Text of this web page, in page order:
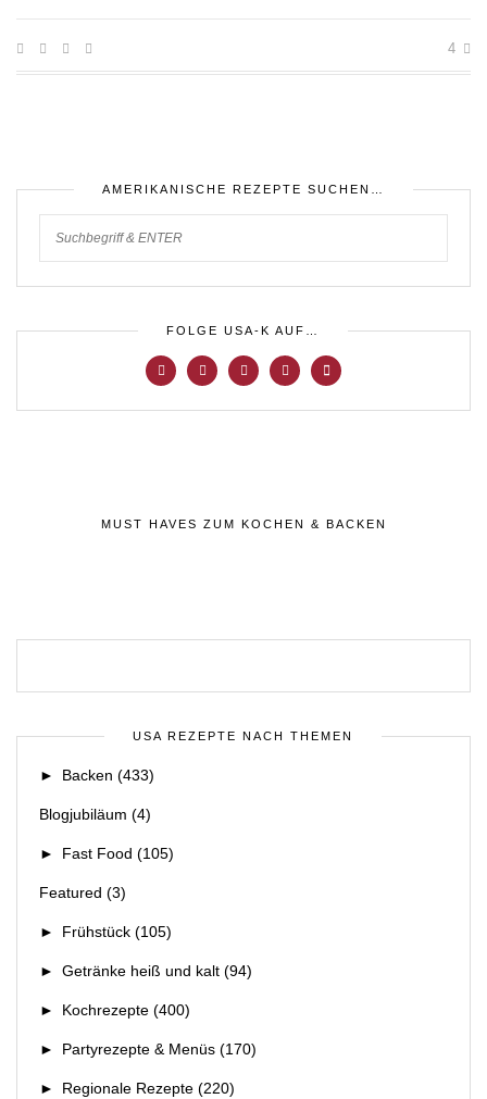
4
AMERIKANISCHE REZEPTE SUCHEN…
FOLGE USA-K AUF…
MUST HAVES ZUM KOCHEN & BACKEN
USA REZEPTE NACH THEMEN
► Backen (433)
Blogjubiläum (4)
► Fast Food (105)
Featured (3)
► Frühstück (105)
► Getränke heiß und kalt (94)
► Kochrezepte (400)
► Partyrezepte & Menüs (170)
► Regionale Rezepte (220)